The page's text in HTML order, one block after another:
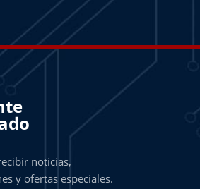
noticias,
y ofertas especiales.